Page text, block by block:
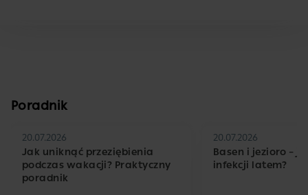
Poradnik
20.07.2026
Jak uniknąć przeziębienia
podczas wakacji? Praktyczny
poradnik
20.07.2026
Basen i jezioro –
infekcji latem?